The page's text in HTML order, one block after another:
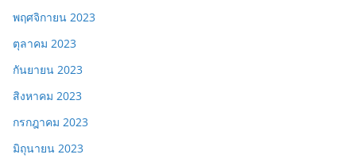
พฤศจิกายน 2023
ตุลาคม 2023
กันยายน 2023
สิงหาคม 2023
กรกฎาคม 2023
มิถุนายน 2023